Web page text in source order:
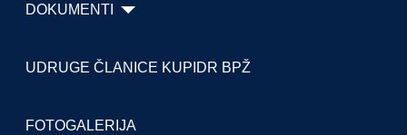
DOKUMENTI
UDRUGE ČLANICE KUPIDR BPŽ
FOTOGALERIJA